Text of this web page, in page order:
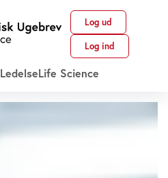
Log ud
Log ind
LedelseLife Science